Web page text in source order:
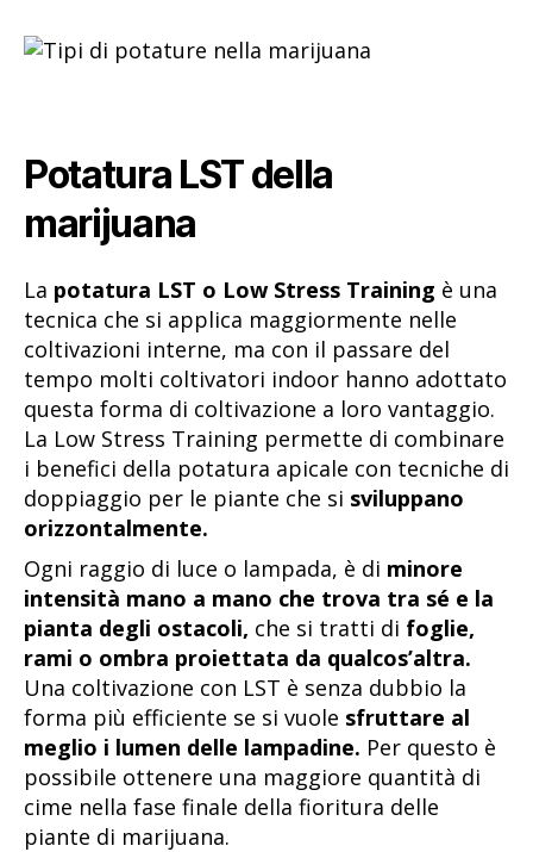
Potatura LST della
marijuana
La potatura LST o Low Stress Training è una
tecnica che si applica maggiormente nelle
coltivazioni interne, ma con il passare del
tempo molti coltivatori indoor hanno adottato
questa forma di coltivazione a loro vantaggio.
La Low Stress Training permette di combinare
i benefici della potatura apicale con tecniche di
doppiaggio per le piante che si sviluppano
orizzontalmente.
Ogni raggio di luce o lampada, è di minore
intensità mano a mano che trova tra sé e la
pianta degli ostacoli, che si tratti di foglie,
rami o ombra proiettata da qualcos’altra.
Una coltivazione con LST è senza dubbio la
forma più efficiente se si vuole sfruttare al
meglio i lumen delle lampadine. Per questo è
possibile ottenere una maggiore quantità di
cime nella fase finale della fioritura delle
piante di marijuana.